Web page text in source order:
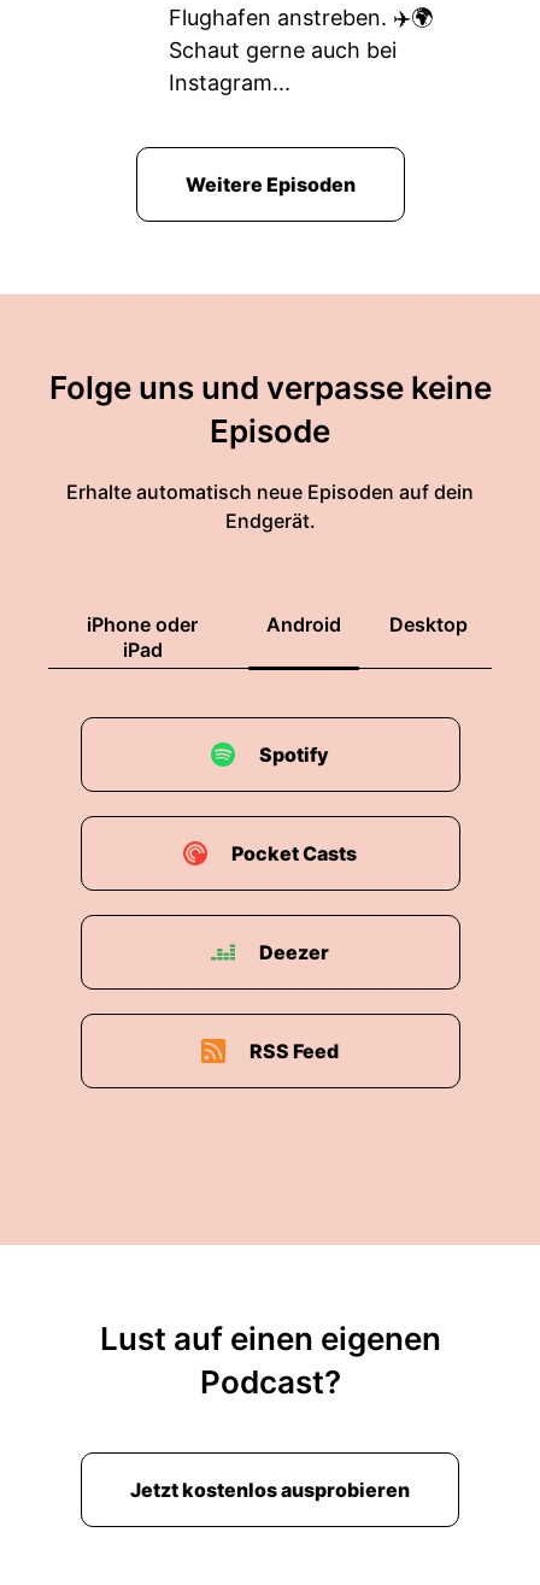
Flughafen anstreben. ✈️🌍
Schaut gerne auch bei
Instagram...
Weitere Episoden
Folge uns und verpasse keine
Episode
Erhalte automatisch neue Episoden auf dein
Endgerät.
iPhone oder
iPad
Android Desktop
Spotify
Pocket Casts
Deezer
RSS Feed
Lust auf einen eigenen
Podcast?
Jetzt kostenlos ausprobieren